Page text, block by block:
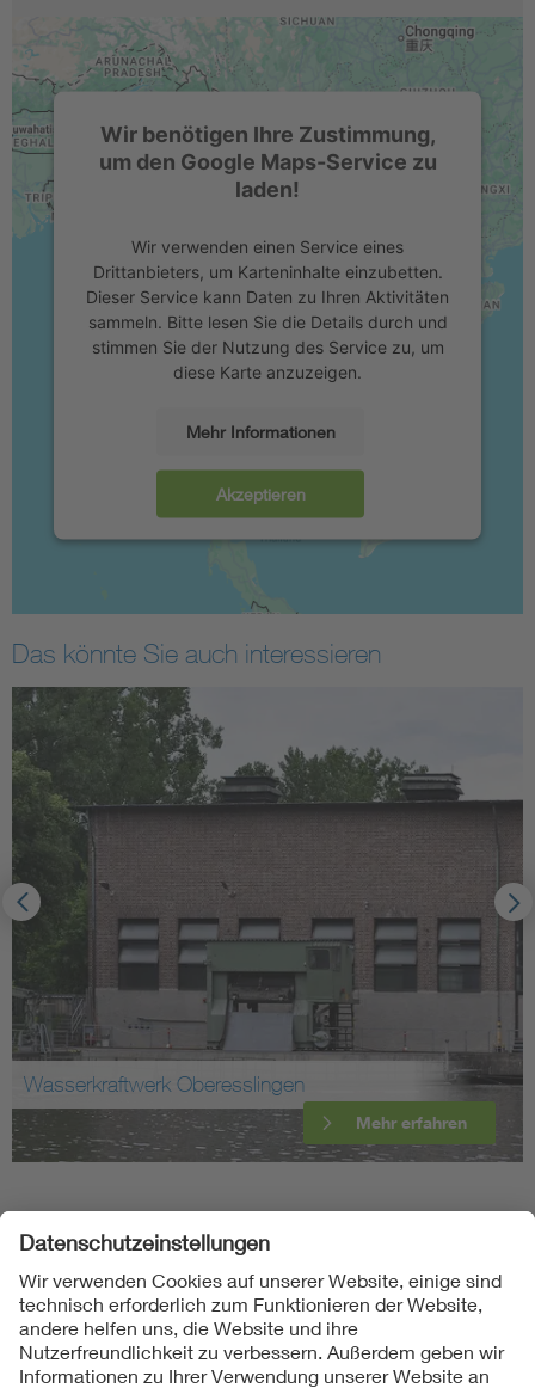
Wir benötigen Ihre Zustimmung,
um den Google Maps-Service zu
laden!
Wir verwenden einen Service eines
Drittanbieters, um Karteninhalte einzubetten.
Dieser Service kann Daten zu Ihren Aktivitäten
sammeln. Bitte lesen Sie die Details durch und
stimmen Sie der Nutzung des Service zu, um
diese Karte anzuzeigen.
Mehr Informationen
Akzeptieren
Das könnte Sie auch interessieren
Transformatorenstation Wallfahrtstraße
Mehr erfahren
Folgen Sie uns